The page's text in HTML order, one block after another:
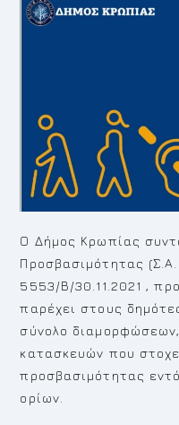
Ο Δήμος Κρωπίας
Προσβασιμότητας
5553/Β/30.11.2021 ,
παρέχει στους
σύνολο
κατασκευών που
προσβασιμότητας
ορίων.